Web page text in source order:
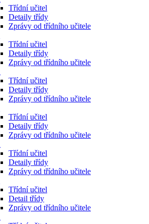
Třídní učitel
Detaily třídy
Zprávy od třídního učitele
Třídní učitel
Detaily třídy
Zprávy od třídního učitele
Třídní učitel
Detaily třídy
Zprávy od třídního učitele
Třídní učitel
Detaily třídy
Zprávy od třídního učitele
Třídní učitel
Detaily třídy
Zprávy od třídního učitele
Třídní učitel
Detail třídy
Zprávy od třídního učitele